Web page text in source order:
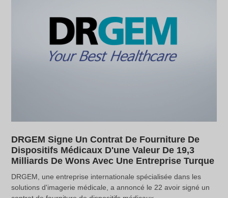
DRGEM Signe Un Contrat De Fourniture De
Dispositifs Médicaux D'une Valeur De 19,3
Milliards De Wons Avec Une Entreprise Turque
DRGEM, une entreprise internationale spécialisée dans les
solutions d'imagerie médicale, a annoncé le 22 avoir signé un